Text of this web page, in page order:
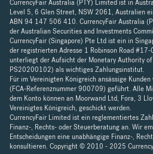
CurrencyFair Australia (PTY) Limited ist in
Level 5, 6 Glen Street, NSW 2061, Australien
ABN 94 147 506 410. CurrencyFair Australia
der Australian Securities and Investments
CurrencyFair (Singapore) Pte Ltd ist ein in
der registrierten Adresse 1 Robinson Road
unterliegt der Aufsicht der Monetary Authority
PS20200102) als wichtiges Zahlungsinstitut.
Für im Vereinigten Königreich ansässige
(FCA-Referenznummer 900709) geführt. Alle
dem Konto können an Moorwand Ltd, Fora, 3
Vereinigtes Königreich, geschickt werden.
CurrencyFair Limited ist ein reglementiertes
Finanz-, Rechts- oder Steuerberatung an. Wir
Entscheidungen eine unabhängige Finanz-,
konsultieren. Copyright © 2010 - 2025